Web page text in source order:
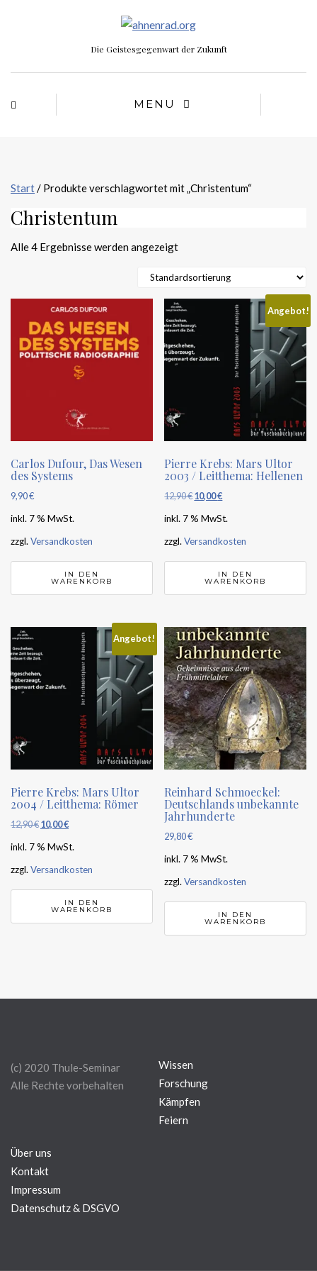
Die Geistesgegenwart der Zukunft
MENU
Start/ Produkte verschlagwortet mit „Christentum“
Christentum
Alle 4 Ergebnisse werden angezeigt
Carlos Dufour, Das Wesen
des Systems
9,90€
inkl. 7 % MwSt.
zzgl.Versandkosten
IN DEN
WARENKORB
Angebot!
Pierre Krebs: Mars Ultor
2003 / Leitthema: Hellenen
12,90€Ursprünglicher
Preis
10,00€
Preis
inkl. 7 % MwSt.
zzgl.Versandkosten
IN DEN
WARENKORB
Angebot!
Pierre Krebs: Mars Ultor
2004 / Leitthema: Römer
12,90€Ursprünglicher
Preis
12,90 €
10,00€
Preis
10,00 €.
inkl. 7 % MwSt.
zzgl.Versandkosten
IN DEN
WARENKORB
Reinhard Schmoeckel:
Deutschlands unbekannte
Jahrhunderte
29,80€
inkl. 7 % MwSt.
zzgl.Versandkosten
IN DEN
WARENKORB
(c) 2020 Thule-Seminar
Alle Rechte vorbehalten
Wissen
Forschung
Kämpfen
Feiern
Über uns
Kontakt
Impressum
Datenschutz & DSGVO